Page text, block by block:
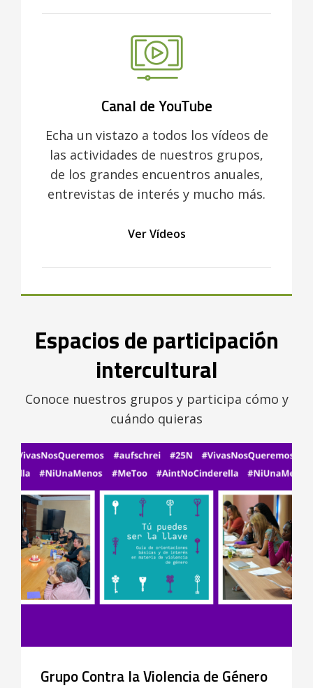
Canal de YouTube
Echa un vistazo a todos los vídeos de
las actividades de nuestros grupos,
de los grandes encuentros anuales,
entrevistas de interés y mucho más.
Ver Vídeos
Espacios de participación
intercultural
Conoce nuestros grupos y participa cómo y
cuándo quieras
Grupo Contra la Violencia de Género